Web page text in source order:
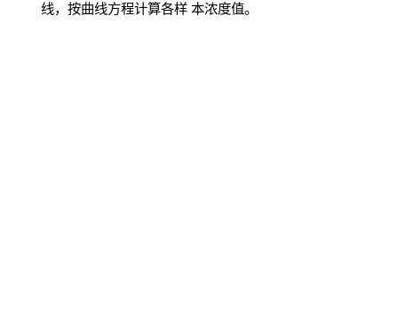
线，按曲线方程计算各样 本浓度值。